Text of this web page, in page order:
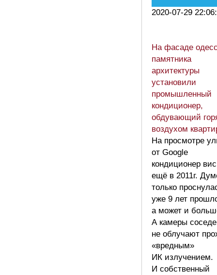
2020-07-29
На фасаде
памятника
архитектуры
установили
промышленный
кондиционер,
обдувающий
воздухом
На просмотре
от Google
кондиционер
ещё в 2011г.
только
уже 9 лет
а может и
А камеры
не облучают
«вредным»
ИК излучением.
И собственный